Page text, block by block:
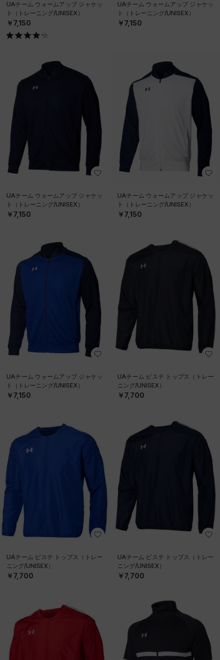
UAチーム ウォームアップ ジャケッ
ト（トレーニング/UNISEX）
￥7,150
UAチーム ウォームアップ ジャケッ
ト（トレーニング/UNISEX）
￥7,150
UAチーム ウォームアップ ジャケッ
ト（トレーニング/UNISEX）
￥7,150
UAチーム ウォームアップ ジャケッ
ト（トレーニング/UNISEX）
￥7,150
UAチーム ウォームアップ ジャケッ
ト（トレーニング/UNISEX）
￥7,150
UAチーム ピステ トップス（トレー
ニング/UNISEX）
￥7,700
UAチーム ピステ トップス（トレー
ニング/UNISEX）
￥7,700
UAチーム ピステ トップス（トレー
ニング/UNISEX）
￥7,700